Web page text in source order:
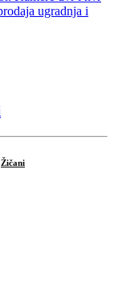
Žičani